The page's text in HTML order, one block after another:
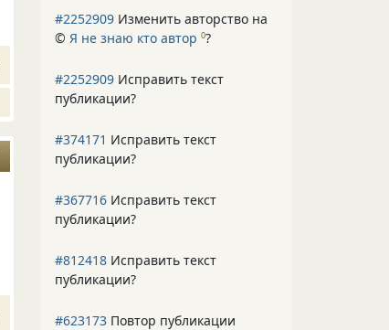
#2252909 Изменить авторство на
© Я не знаю кто автор 0?
#2252909 Исправить текст
публикации?
#374171 Исправить текст
публикации?
#367716 Исправить текст
публикации?
#812418 Исправить текст
публикации?
#623173 Повтор публикации